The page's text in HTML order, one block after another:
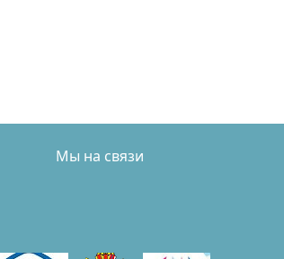
Мы на связи